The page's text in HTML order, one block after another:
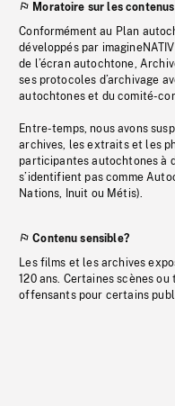
Moratoire sur les
Conformément au Plan
développés par
de l’écran autochtone,
ses protocoles d’archivage
autochtones et du comité-
Entre-temps, nous avons
archives, les extraits et les
participantes autochtones à
s’identifient pas comme
Nations, Inuit ou Métis).
Contenu sensible?
Les films et les archives
120 ans. Certaines scènes
offensants pour certains